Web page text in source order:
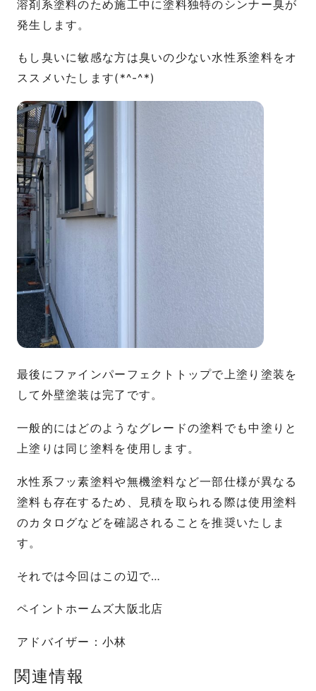
溶剤系塗料のため施工中に塗料独特のシンナー臭が
発生します。
もし臭いに敏感な方は臭いの少ない水性系塗料をオ
ススメいたします(*^-^*)
最後にファインパーフェクトトップで上塗り塗装を
して外壁塗装は完了です。
一般的にはどのようなグレードの塗料でも中塗りと
上塗りは同じ塗料を使用します。
水性系フッ素塗料や無機塗料など一部仕様が異なる
塗料も存在するため、見積を取られる際は使用塗料
のカタログなどを確認されることを推奨いたしま
す。
それでは今回はこの辺で…
ペイントホームズ大阪北店
アドバイザー：小林
関連情報